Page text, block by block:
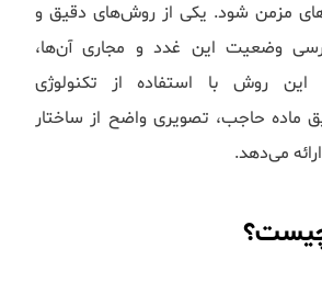
مزمن شود. یکی از روش‌های دقیق و
وضعیت این غدد و مجاری آن‌ها،
این روش با استفاده از تکنولوژی
ماده حاجب، تصویری واضح از ساختار
می‌دهد.
چیست؟